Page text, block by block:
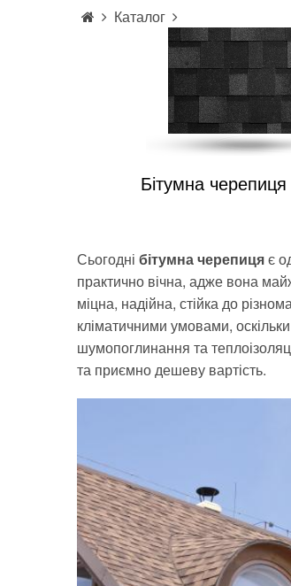
Каталог
Бітумна
Сьогодні бітумна черепицяє
практично вічна, адже вона
міцна, надійна, стійка до
кліматичними умовами,
шумопоглинання та
та приємно дешеву вартість.